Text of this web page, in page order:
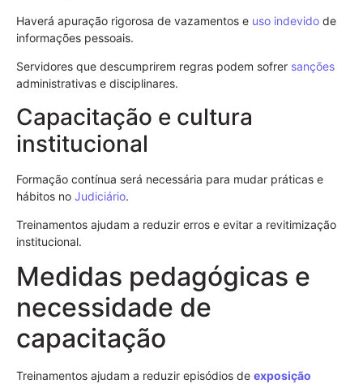
Haverá apuração rigorosa de vazamentos e uso indevido de
informações pessoais.
Servidores que descumprirem regras podem sofrer sanções
administrativas e disciplinares.
Capacitação e cultura
institucional
Formação contínua será necessária para mudar práticas e
hábitos no Judiciário.
Treinamentos ajudam a reduzir erros e evitar a revitimização
institucional.
Medidas pedagógicas e
necessidade de
capacitação
Treinamentos ajudam a reduzir episódios de exposição